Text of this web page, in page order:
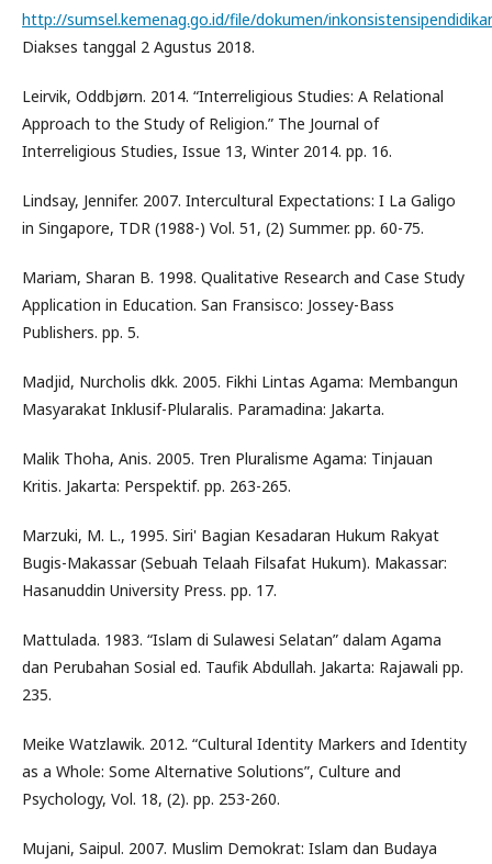
http://sumsel.kemenag.go.id/file/dokumen/
Diakses tanggal 2 Agustus 2018.
Leirvik, Oddbjørn. 2014. “Interreligious Studies: A Relational
Approach to the Study of Religion.” The Journal of
Interreligious Studies, Issue 13, Winter 2014. pp. 16.
Lindsay, Jennifer. 2007. Intercultural Expectations: I La Galigo
in Singapore, TDR (1988-) Vol. 51, (2) Summer. pp. 60-75.
Mariam, Sharan B. 1998. Qualitative Research and Case Study
Application in Education. San Fransisco: Jossey-Bass
Publishers. pp. 5.
Madjid, Nurcholis dkk. 2005. Fikhi Lintas Agama: Membangun
Masyarakat Inklusif-Plularalis. Paramadina: Jakarta.
Malik Thoha, Anis. 2005. Tren Pluralisme Agama: Tinjauan
Kritis. Jakarta: Perspektif. pp. 263-265.
Marzuki, M. L., 1995. Siri' Bagian Kesadaran Hukum Rakyat
Bugis-Makassar (Sebuah Telaah Filsafat Hukum). Makassar:
Hasanuddin University Press. pp. 17.
Mattulada. 1983. “Islam di Sulawesi Selatan” dalam Agama
dan Perubahan Sosial ed. Taufik Abdullah. Jakarta: Rajawali pp.
235.
Meike Watzlawik. 2012. “Cultural Identity Markers and Identity
as a Whole: Some Alternative Solutions”, Culture and
Psychology, Vol. 18, (2). pp. 253-260.
Mujani, Saipul. 2007. Muslim Demokrat: Islam dan Budaya